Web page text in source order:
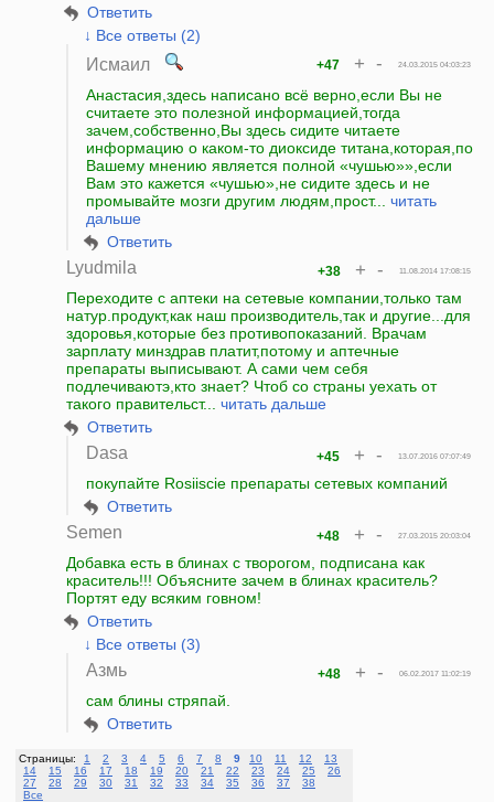
Ответить
↓ Все ответы (2)
Исмаил 24.03.2015 04:03:23
+47 + -
Анастасия,здесь написано всё верно,если Вы не
считаете это полезной информацией,тогда
зачем,собственно,Вы здесь сидите читаете
информацию о каком-то диоксиде титана,которая,по
Вашему мнению является полной «чушью»»,если
Вам это кажется «чушью»,не сидите здесь и не
промывайте мозги другим людям,прост... читать
дальше
Ответить
Lyudmila 11.08.2014 17:08:15
+38 + -
Переходите с аптеки на сетевые компании,только там
натур.продукт,как наш производитель,так и другие...для
здоровья,которые без противопоказаний. Врачам
зарплату минздрав платит,потому и аптечные
препараты выписывают. А сами чем себя
подлечиваютэ,кто знает? Чтоб со страны уехать от
такого правительст... читать дальше
Ответить
Dasa 13.07.2016 07:07:49
+45 + -
покупайте Rosiiscie препараты сетевых компаний
Ответить
Semen 27.03.2015 20:03:04
+48 + -
Добавка есть в блинах с творогом, подписана как
краситель!!! Объясните зачем в блинах краситель?
Портят еду всяким говном!
Ответить
↓ Все ответы (3)
Азмь 06.02.2017 11:02:19
+48 + -
сам блины стряпай.
Ответить
Страницы: 1 2 3 4 5 6 7 8 9 10 11 12
13
14
15 16 17 18 19 20 21 22 23 24 25
26
27
28 29 30 31 32 33 34 35 36 37
38
Все